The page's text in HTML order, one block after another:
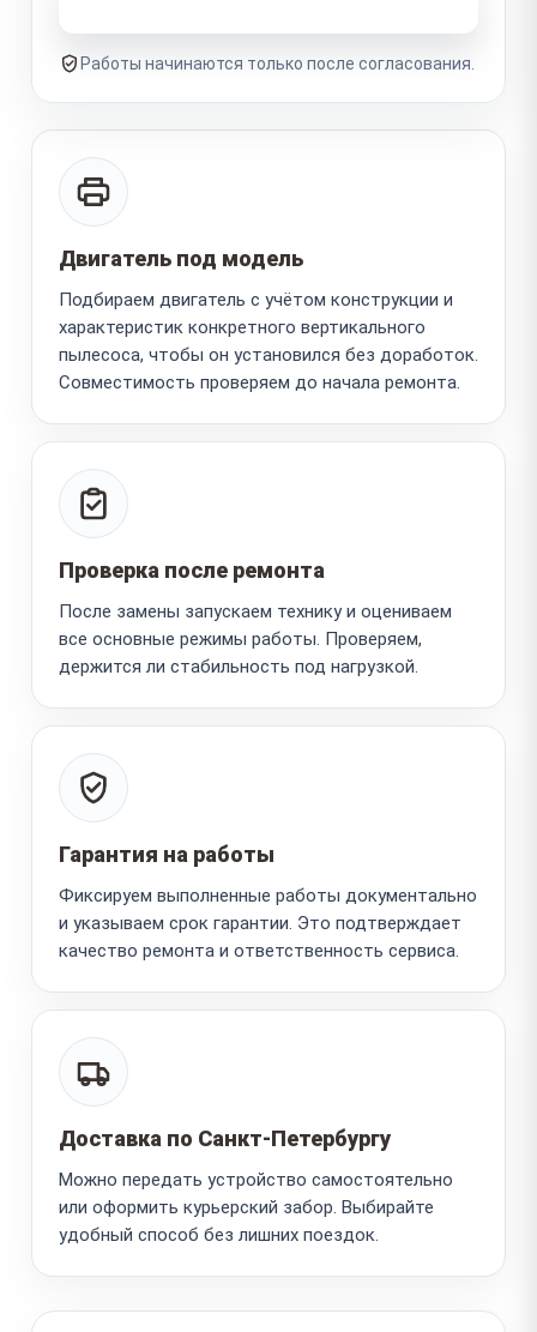
Работы начинаются только после согласования.
Двигатель под модель
Подбираем двигатель с учётом конструкции и
характеристик конкретного вертикального
пылесоса, чтобы он установился без доработок.
Совместимость проверяем до начала ремонта.
Проверка после ремонта
После замены запускаем технику и оцениваем
все основные режимы работы. Проверяем,
держится ли стабильность под нагрузкой.
Гарантия на работы
Фиксируем выполненные работы документально
и указываем срок гарантии. Это подтверждает
качество ремонта и ответственность сервиса.
Доставка по Санкт-Петербургу
Можно передать устройство самостоятельно
или оформить курьерский забор. Выбирайте
удобный способ без лишних поездок.